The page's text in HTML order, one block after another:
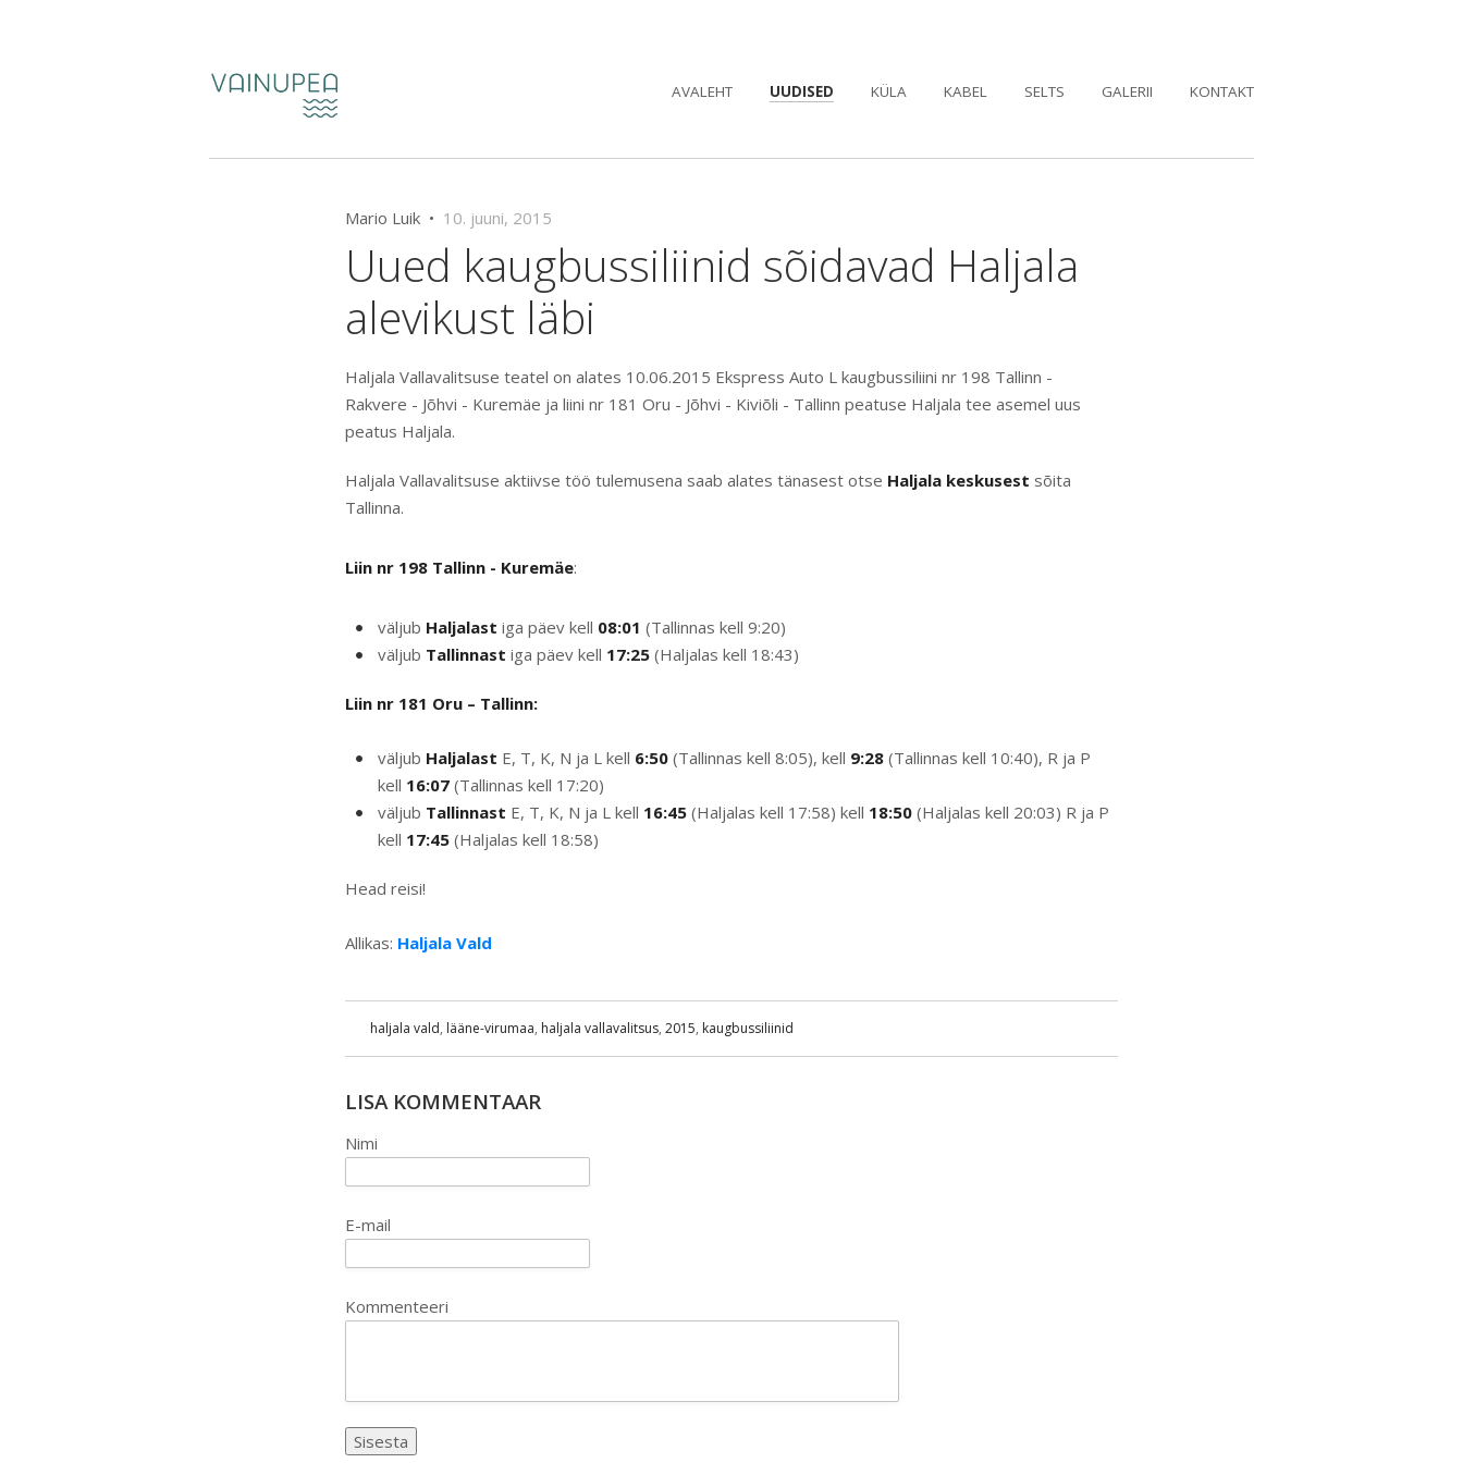
AVALEHT UUDISED KÜLA KABEL SELTS GALERII KONTAKT
Mario Luik • 10. juuni, 2015
Uued kaugbussiliinid sõidavad Haljala
alevikust läbi
Haljala Vallavalitsuse teatel on alates 10.06.2015 Ekspress Auto L kaugbussiliini nr 198 Tallinn -
Rakvere - Jõhvi - Kuremäe ja liini nr 181 Oru - Jõhvi - Kiviõli - Tallinn peatuse Haljala tee asemel uus
peatus Haljala.
Haljala Vallavalitsuse aktiivse töö tulemusena saab alates tänasest otse Haljala keskusest sõita
Tallinna.
Liin nr 198 Tallinn - Kuremäe:
väljub Haljalast iga päev kell 08:01 (Tallinnas kell 9:20)
väljub Tallinnast iga päev kell 17:25 (Haljalas kell 18:43)
Liin nr 181 Oru – Tallinn:
väljub Haljalast E, T, K, N ja L kell 6:50 (Tallinnas kell 8:05), kell 9:28 (Tallinnas kell 10:40), R ja P
kell 16:07 (Tallinnas kell 17:20)
väljub Tallinnast E, T, K, N ja L kell 16:45 (Haljalas kell 17:58) kell 18:50 (Haljalas kell 20:03) R ja P
kell 17:45 (Haljalas kell 18:58)
Head reisi!
Allikas: Haljala Vald
haljala vald, lääne-virumaa, haljala vallavalitsus, 2015, kaugbussiliinid
LISA KOMMENTAAR
Nimi
E-mail
Kommenteeri